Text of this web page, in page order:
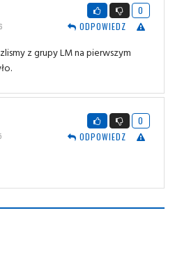
0
ODPOWIEDZ
z grupy LM na pierwszym
0
ODPOWIEDZ